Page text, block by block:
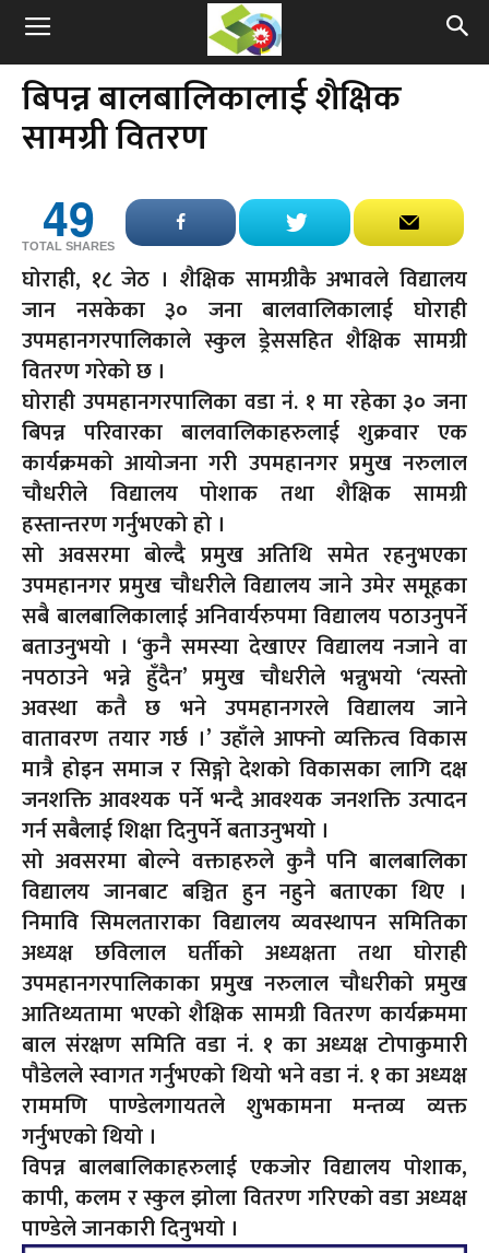
बिपन्न बालबालिकालाई शैक्षिक
सामग्री वितरण
49
TOTAL SHARES
घोराही, १८ जेठ । शैक्षिक सामग्रीकै अभावले विद्यालय
जान नसकेका ३० जना बालवालिकालाई घोराही
उपमहानगरपालिकाले स्कुल ड्रेससहित शैक्षिक सामग्री
वितरण गरेको छ ।
घोराही उपमहानगरपालिका वडा नं. १ मा रहेका ३० जना
बिपन्न परिवारका बालवालिकाहरुलाई शुक्रवार एक
कार्यक्रमको आयोजना गरी उपमहानगर प्रमुख नरुलाल
चौधरीले विद्यालय पोशाक तथा शैक्षिक सामग्री
हस्तान्तरण गर्नुभएको हो ।
सो अवसरमा बोल्दै प्रमुख अतिथि समेत रहनुभएका
उपमहानगर प्रमुख चौधरीले विद्यालय जाने उमेर समूहका
सबै बालबालिकालाई अनिवार्यरुपमा विद्यालय पठाउनुपर्ने
बताउनुभयो । ‘कुनै समस्या देखाएर विद्यालय नजाने वा
नपठाउने भन्ने हुँदैन’ प्रमुख चौधरीले भन्नुभयो ‘त्यस्तो
अवस्था कतै छ भने उपमहानगरले विद्यालय जाने
वातावरण तयार गर्छ ।’ उहाँले आफ्नो व्यक्तित्व विकास
मात्रै होइन समाज र सिङ्गो देशको विकासका लागि दक्ष
जनशक्ति आवश्यक पर्ने भन्दै आवश्यक जनशक्ति उत्पादन
गर्न सबैलाई शिक्षा दिनुपर्ने बताउनुभयो ।
सो अवसरमा बोल्ने वक्ताहरुले कुनै पनि बालबालिका
विद्यालय जानबाट बञ्चित हुन नहुने बताएका थिए ।
निमावि सिमलताराका विद्यालय व्यवस्थापन समितिका
अध्यक्ष छविलाल घर्तीको अध्यक्षता तथा घोराही
उपमहानगरपालिकाका प्रमुख नरुलाल चौधरीको प्रमुख
आतिथ्यतामा भएको शैक्षिक सामग्री वितरण कार्यक्रममा
बाल संरक्षण समिति वडा नं. १ का अध्यक्ष टोपाकुमारी
पौडेलले स्वागत गर्नुभएको थियो भने वडा नं. १ का अध्यक्ष
राममणि पाण्डेलगायतले शुभकामना मन्तव्य व्यक्त
गर्नुभएको थियो ।
विपन्न बालबालिकाहरुलाई एकजोर विद्यालय पोशाक,
कापी, कलम र स्कुल झोला वितरण गरिएको वडा अध्यक्ष
पाण्डेले जानकारी दिनुभयो ।